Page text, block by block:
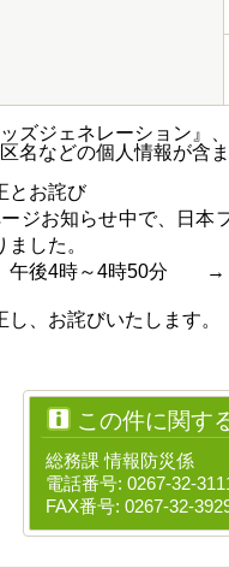
ズジェネレーション』
名などの個人情報が含
とお詫び
ジお知らせ中で、日本
ました。
後4時～4時50分 →
し、お詫びいたします。
この件に関す
総務課 情報防災係
電話番号: 0267-32-
FAX番号: 0267-32-